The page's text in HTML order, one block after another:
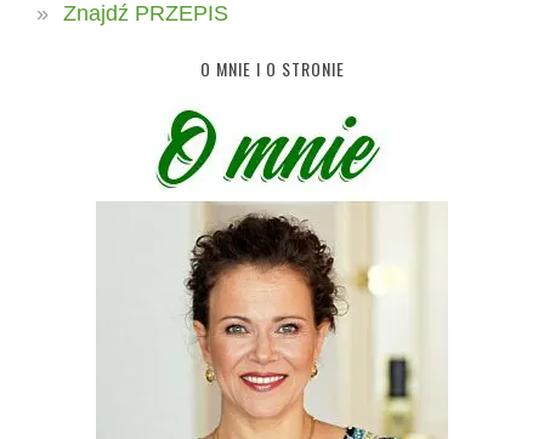
Znajdź PRZEPIS
O MNIE I O STRONIE